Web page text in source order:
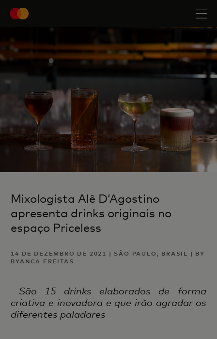
Mixologista Alê D’Agostino
apresenta drinks originais no
espaço Priceless
14 DE DEZEMBRO DE 2021 | SÃO PAULO, BRASIL | BY
BYANCA FREITAS
São 15 drinks elaborados de forma
criativa e inovadora e que irão agradar os
diferentes paladares